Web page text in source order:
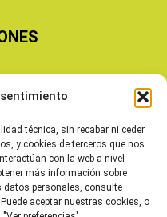
técnica, sin recabar ni ceder
y cookies de terceros que nos
con la web a nivel
más información sobre
datos personales, consulte
aceptar nuestras cookies, o